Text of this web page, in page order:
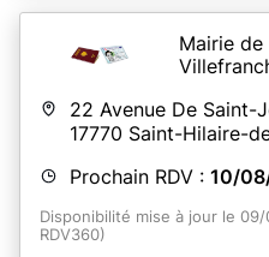
Mairie
22 Avenue De Saint-
17770 Saint-Hilaire-
Prochain RDV : 10/
Disponibilité mise à jour le
RDV360)